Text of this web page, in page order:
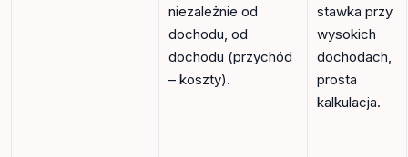
niezależnie od
dochodu, od
dochodu (przychód
– koszty).
stawka przy
wysokich
dochodach,
prosta
kalkulacja.